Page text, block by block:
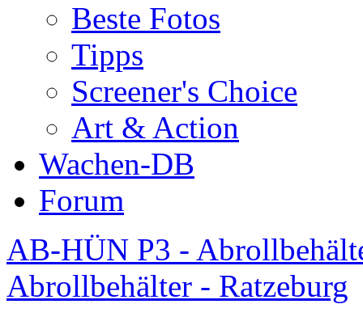
Beste Fotos
Tipps
Screener's Choice
Art & Action
Wachen-DB
Forum
AB-HÜN P3 -
Abrollbehälter - Ratzeburg